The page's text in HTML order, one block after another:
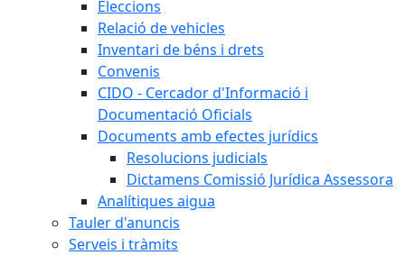
Eleccions
Relació de vehicles
Inventari de béns i drets
Convenis
CIDO - Cercador d'Informació i
Documentació Oficials
Documents amb efectes jurídics
Resolucions judicials
Dictamens Comissió Jurídica Assessora
Analítiques aigua
Tauler d'anuncis
Serveis i tràmits